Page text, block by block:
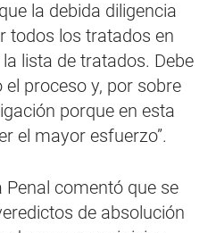
la debida diligencia
todos los tratados en
lista de tratados. Debe
proceso y, por sobre
porque en esta
el mayor esfuerzo”.
Penal comentó que se
de absolución